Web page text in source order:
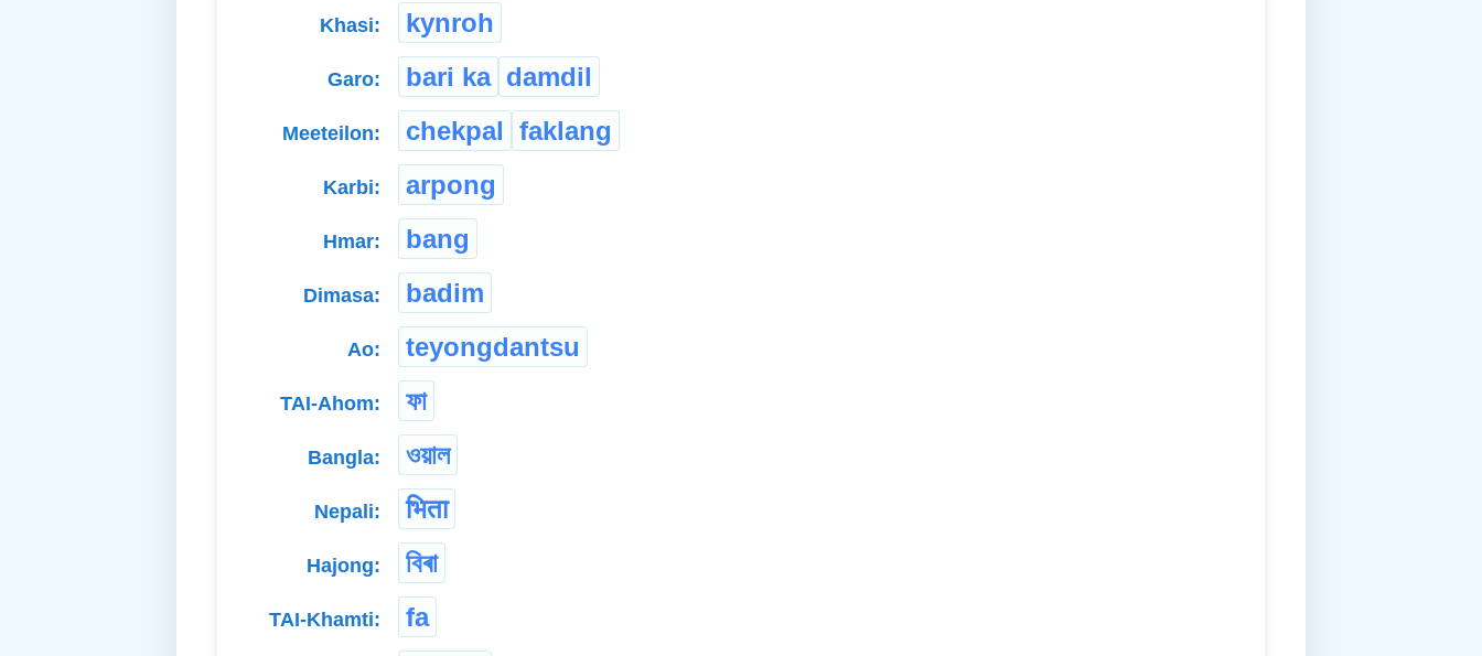
Khasi: kynroh
Garo: bari ka damdil
Meeteilon: chekpal faklang
Karbi: arpong
Hmar: bang
Dimasa: badim
Ao: teyongdantsu
TAI-Ahom: ফা
Bangla: ওয়াল
Nepali: भिता
Hajong: বিৰা
TAI-Khamti:
fa